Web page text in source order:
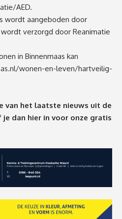
AED.
wordt aangeboden door
verzorgd door Reanimatie
in Binnenmaas kan
wonen-en-leven/hartveilig-
van het laatste nieuws uit de
je dan hier in voor onze gratis